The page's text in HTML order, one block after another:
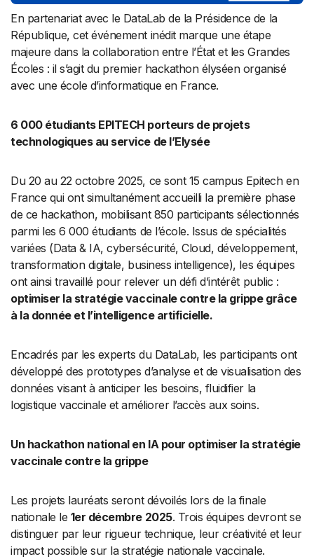
En partenariat avec le DataLab de la Présidence de la
République, cet événement inédit marque une étape
majeure dans la collaboration entre l’État et les Grandes
Écoles : il s’agit du premier hackathon élyséen organisé
avec une école d’informatique en France.
6 000 étudiants EPITECH porteurs de projets
technologiques au service de l’Elysée
Du 20 au 22 octobre 2025, ce sont 15 campus Epitech en
France qui ont simultanément accueilli la première phase
de ce hackathon, mobilisant 850 participants sélectionnés
parmi les 6 000 étudiants de l’école. Issus de spécialités
variées (Data & IA, cybersécurité, Cloud, développement,
transformation digitale, business intelligence), les équipes
ont ainsi travaillé pour relever un défi d’intérêt public :
optimiser la stratégie vaccinale contre la grippe grâce
à la donnée et l’intelligence artificielle.
Encadrés par les experts du DataLab, les participants ont
développé des prototypes d’analyse et de visualisation des
données visant à anticiper les besoins, fluidifier la
logistique vaccinale et améliorer l’accès aux soins.
Un hackathon national en IA pour optimiser la stratégie
vaccinale contre la grippe
Les projets lauréats seront dévoilés lors de la finale
nationale le 1er décembre 2025. Trois équipes devront se
distinguer par leur rigueur technique, leur créativité et leur
impact possible sur la stratégie nationale vaccinale.